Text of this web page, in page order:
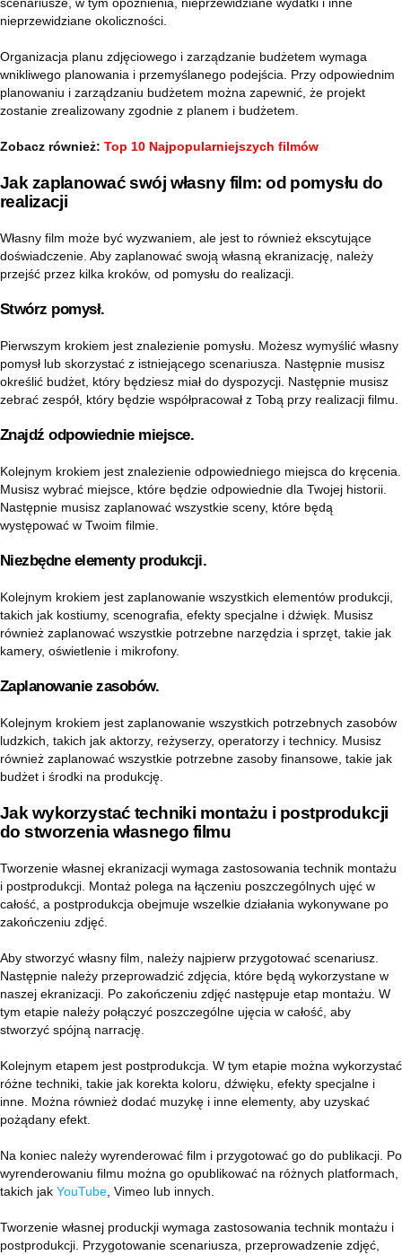
nieprzewidziane okoliczności.
Organizacja planu zdjęciowego i zarządzanie budżetem wymaga
wnikliwego planowania i przemyślanego podejścia. Przy odpowiednim
planowaniu i zarządzaniu budżetem można zapewnić, że projekt
zostanie zrealizowany zgodnie z planem i budżetem.
Zobacz również: Top 10 Najpopularniejszych filmów
Jak zaplanować swój własny film: od pomysłu do
realizacji
Własny film może być wyzwaniem, ale jest to również ekscytujące
doświadczenie. Aby zaplanować swoją własną ekranizację, należy
przejść przez kilka kroków, od pomysłu do realizacji.
Stwórz pomysł.
Pierwszym krokiem jest znalezienie pomysłu. Możesz wymyślić własny
pomysł lub skorzystać z istniejącego scenariusza. Następnie musisz
określić budżet, który będziesz miał do dyspozycji. Następnie musisz
zebrać zespół, który będzie współpracował z Tobą przy realizacji filmu.
Znajdź odpowiednie miejsce.
Kolejnym krokiem jest znalezienie odpowiedniego miejsca do kręcenia.
Musisz wybrać miejsce, które będzie odpowiednie dla Twojej historii.
Następnie musisz zaplanować wszystkie sceny, które będą
występować w Twoim filmie.
Niezbędne elementy produkcji.
Kolejnym krokiem jest zaplanowanie wszystkich elementów produkcji,
takich jak kostiumy, scenografia, efekty specjalne i dźwięk. Musisz
również zaplanować wszystkie potrzebne narzędzia i sprzęt, takie jak
kamery, oświetlenie i mikrofony.
Zaplanowanie zasobów.
Kolejnym krokiem jest zaplanowanie wszystkich potrzebnych zasobów
ludzkich, takich jak aktorzy, reżyserzy, operatorzy i technicy. Musisz
również zaplanować wszystkie potrzebne zasoby finansowe, takie jak
budżet i środki na produkcję.
Jak wykorzystać techniki montażu i postprodukcji
do stworzenia własnego filmu
Tworzenie własnej ekranizacji wymaga zastosowania technik montażu
i postprodukcji. Montaż polega na łączeniu poszczególnych ujęć w
całość, a postprodukcja obejmuje wszelkie działania wykonywane po
zakończeniu zdjęć.
Aby stworzyć własny film, należy najpierw przygotować scenariusz.
Następnie należy przeprowadzić zdjęcia, które będą wykorzystane w
naszej ekranizacji. Po zakończeniu zdjęć następuje etap montażu. W
tym etapie należy połączyć poszczególne ujęcia w całość, aby
stworzyć spójną narrację.
Kolejnym etapem jest postprodukcja. W tym etapie można wykorzystać
różne techniki, takie jak korekta koloru, dźwięku, efekty specjalne i
inne. Można również dodać muzykę i inne elementy, aby uzyskać
pożądany efekt.
Na koniec należy wyrenderować film i przygotować go do publikacji. Po
wyrenderowaniu filmu można go opublikować na różnych platformach,
takich jak YouTube , Vimeo lub innych.
Tworzenie własnej produckji wymaga zastosowania technik montażu i
postprodukcji. Przygotowanie scenariusza, przeprowadzenie zdjęć,